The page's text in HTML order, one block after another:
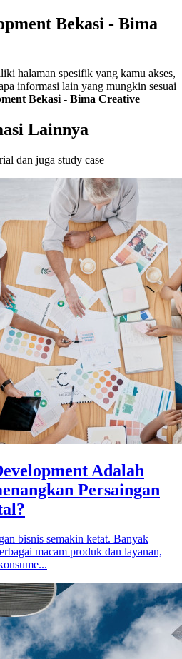
Bekasi - Bima
halaman spesifik yang kamu akses,
informasi lain yang mungkin sesuai
Bekasi - Bima Creative
Lainnya
dan juga study case
Adalah
Persaingan
bisnis semakin ketat. Banyak
macam produk dan layanan,